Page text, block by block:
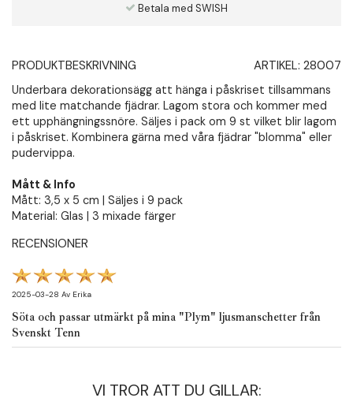
Betala med SWISH
PRODUKTBESKRIVNING ARTIKEL: 28007
Underbara dekorationsägg att hänga i påskriset tillsammans
med lite matchande fjädrar. Lagom stora och kommer med
ett upphängningssnöre. Säljes i pack om 9 st vilket blir lagom
i påskriset. Kombinera gärna med våra fjädrar "blomma" eller
pudervippa.
Mått & Info
Mått: 3,5 x 5 cm | Säljes i 9 pack
Material: Glas | 3 mixade färger
RECENSIONER
2025-03-28 Av Erika
Söta och passar utmärkt på mina "Plym" ljusmanschetter från
Svenskt Tenn
VI TROR ATT DU GILLAR: